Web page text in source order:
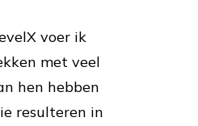
voer ik
met veel
hen hebben
resulteren in